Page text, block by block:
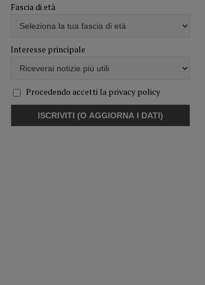
Fascia di età
Interesse principale
Procedendo accetti la privacy policy